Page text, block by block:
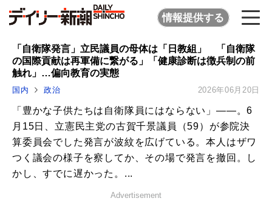
情報提供する
「自衛隊発言」立民議員の母体は「日教組」 「自衛隊
の国際貢献は再軍備に繋がる」「健康診断は徴兵制の前
触れ」…偏向教育の実態
国内 政治 2026年06月20日
「豊かな子供たちは自衛隊員にはならない」――。6
月15日、立憲民主党の古賀千景議員（59）が参院決
算委員会でした発言が波紋を広げている。本人はザワ
つく議会の様子を察してか、その場で発言を撤回。し
かし、すでに遅かった。...
Advertisement